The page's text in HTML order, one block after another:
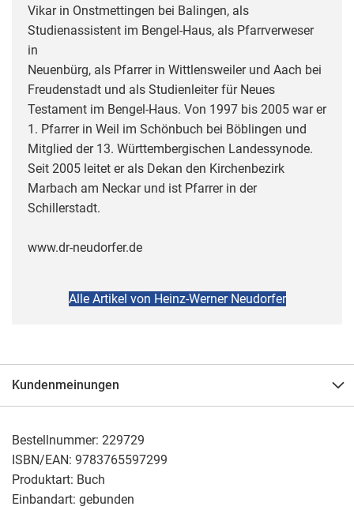
Bestellnummer: 229729
ISBN/EAN: 9783765597299
Produktart: Buch
Einbandart: gebunden
Vikar in Onstmettingen bei Balingen, als
Studienassistent im Bengel-Haus, als Pfarrverweser
in
Neuenbürg, als Pfarrer in Wittlensweiler und Aach bei
Freudenstadt und als Studienleiter für Neues
Testament im Bengel-Haus. Von 1997 bis 2005 war er
1. Pfarrer in Weil im Schönbuch bei Böblingen und
Mitglied der 13. Württembergischen Landessynode.
Seit 2005 leitet er als Dekan den Kirchenbezirk
Marbach am Neckar und ist Pfarrer in der
Schillerstadt.
www.dr-neudorfer.de
Alle Artikel von Heinz-Werner Neudorfer
Kundenmeinungen